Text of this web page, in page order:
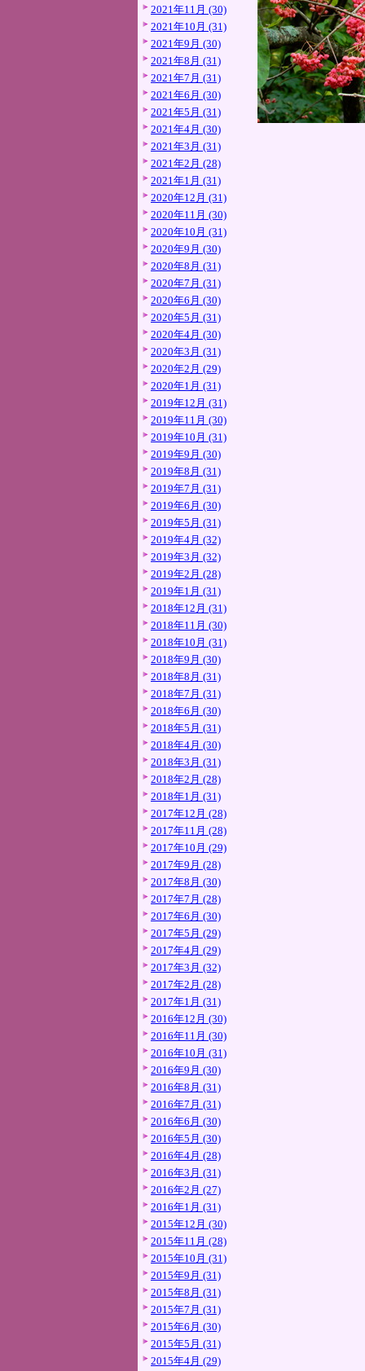
2021年11月 (30)
2021年10月 (31)
2021年9月 (30)
2021年8月 (31)
2021年7月 (31)
2021年6月 (30)
2021年5月 (31)
2021年4月 (30)
2021年3月 (31)
2021年2月 (28)
2021年1月 (31)
2020年12月 (31)
2020年11月 (30)
2020年10月 (31)
2020年9月 (30)
2020年8月 (31)
2020年7月 (31)
2020年6月 (30)
2020年5月 (31)
2020年4月 (30)
2020年3月 (31)
2020年2月 (29)
2020年1月 (31)
2019年12月 (31)
2019年11月 (30)
2019年10月 (31)
2019年9月 (30)
2019年8月 (31)
2019年7月 (31)
2019年6月 (30)
2019年5月 (31)
2019年4月 (32)
2019年3月 (32)
2019年2月 (28)
2019年1月 (31)
2018年12月 (31)
2018年11月 (30)
2018年10月 (31)
2018年9月 (30)
2018年8月 (31)
2018年7月 (31)
2018年6月 (30)
2018年5月 (31)
2018年4月 (30)
2018年3月 (31)
2018年2月 (28)
2018年1月 (31)
2017年12月 (28)
2017年11月 (28)
2017年10月 (29)
2017年9月 (28)
2017年8月 (30)
2017年7月 (28)
2017年6月 (30)
2017年5月 (29)
2017年4月 (29)
2017年3月 (32)
2017年2月 (28)
2017年1月 (31)
2016年12月 (30)
2016年11月 (30)
2016年10月 (31)
2016年9月 (30)
2016年8月 (31)
2016年7月 (31)
2016年6月 (30)
2016年5月 (30)
2016年4月 (28)
2016年3月 (31)
2016年2月 (27)
2016年1月 (31)
2015年12月 (30)
2015年11月 (28)
2015年10月 (31)
2015年9月 (31)
2015年8月 (31)
2015年7月 (31)
2015年6月 (30)
2015年5月 (31)
2015年4月 (29)